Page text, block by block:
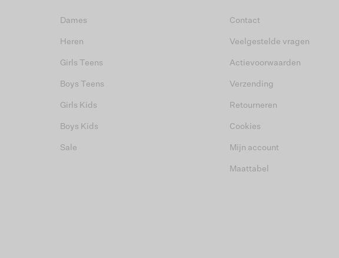
Dames
Heren
Girls Teens
Boys Teens
Girls Kids
Boys Kids
Sale
Contact
Veelgestelde vragen
Actievoorwaarden
Verzending
Retourneren
Cookies
Mijn account
Maattabel